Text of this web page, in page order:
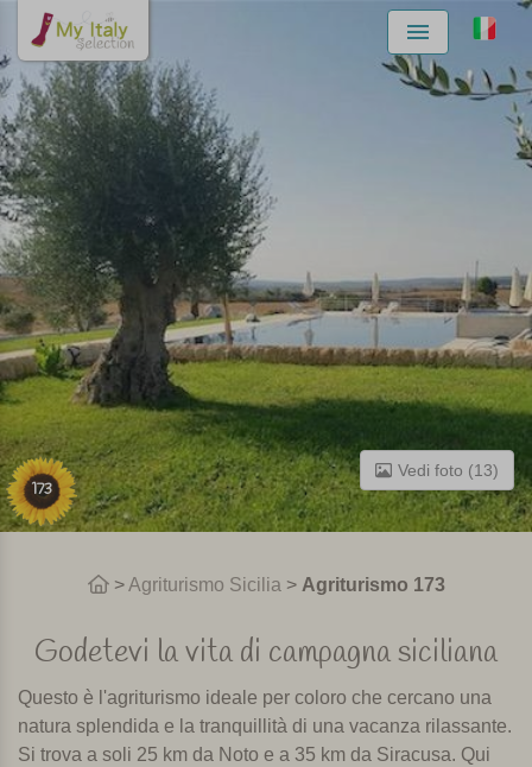
Menu
173
Vedi foto (13)
>Agriturismo Sicilia > Agriturismo 173
Godetevi la vita di campagna siciliana
Questo è l'agriturismo ideale per coloro che cercano una
natura splendida e la tranquillità di una vacanza rilassante.
Si trova a soli 25 km da Noto e a 35 km da Siracusa. Qui